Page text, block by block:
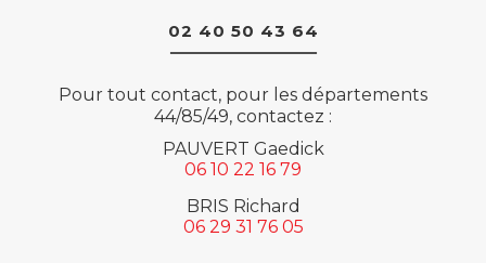
02 40 50 43 64
Pour tout contact, pour les départements
44/85/49, contactez :
PAUVERT Gaedick
06 10 22 16 79
BRIS Richard
06 29 31 76 05